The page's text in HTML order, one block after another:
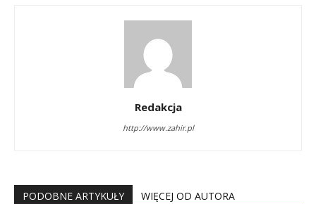
Redakcja
http://www.zahir.pl
PODOBNE ARTYKUŁY WIĘCEJ OD AUTORA